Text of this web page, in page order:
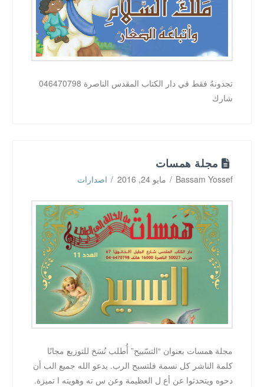
تجدونهُ فقط في دار الكتاب المقدس الناصرة 046470798
شارك
مجلة همسات
Bassam Yossef مايو 24, 2016 اصدارات
مجلة همسات بعنوان “التسّبيح” أُطلب نُسَخ للتوزيع مجانًا
كلمة الناشر كل نسمة فلتسبح الرب. يدعو الله جميع الب أن
دحوه ويتحدثوا عن أع ل العظيمة وعن س ته وهويته ا تميزة.